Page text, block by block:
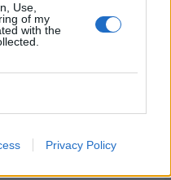
Use,
of my
with the
Privacy Policy
στα 315,71